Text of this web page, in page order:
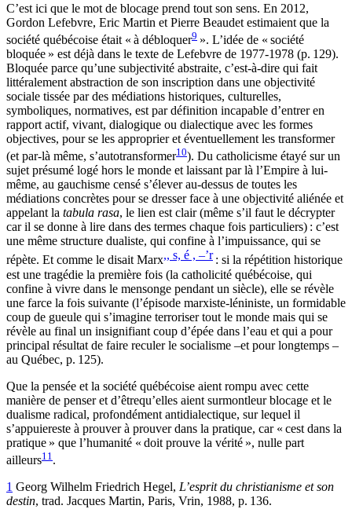
C’est ici que le mot de blocage prend tout son sens. En 2012,
Gordon Lefebvre, Eric Martin et Pierre Beaudet estimaient que la
société québécoise était « à débloquer9 ». L’idée de « société
bloquée » est déjà dans le texte de Lefebvre de 1977-1978 (p. 129).
Bloquée parce qu’une subjectivité abstraite, c’est-à-dire qui fait
littéralement abstraction de son inscription dans une objectivité
sociale tissée par des médiations historiques, culturelles,
symboliques, normatives, est par définition incapable d’entrer en
rapport actif, vivant, dialogique ou dialectique avec les formes
objectives, pour se les approprier et éventuellement les transformer
(et par-là même, s’autotransformer10). Du catholicisme étayé sur un
sujet présumé logé hors le monde et laissant par là l’Empire à lui-
même, au gauchisme censé s’élever au-dessus de toutes les
médiations concrètes pour se dresser face à une objectivité aliénée et
appelant la tabula rasa, le lien est clair (même s’il faut le décrypter
car il se donne à lire dans des termes chaque fois particuliers) : c’est
une même structure dualiste, qui confine à l’impuissance, qui se
répète. Et comme le disait Marx,, s, é , –’r : si la répétition historique
est une tragédie la première fois (la catholicité québécoise, qui
confine à vivre dans le mensonge pendant un siècle), elle se révèle
une farce la fois suivante (l’épisode marxiste-léniniste, un formidable
coup de gueule qui s’imagine terroriser tout le monde mais qui se
révèle au final un insignifiant coup d’épée dans l’eau et qui a pour
principal résultat de faire reculer le socialisme –et pour longtemps –
au Québec, p. 125).
Que la pensée et la société québécoise aient rompu avec cette
manière de penser et d’êtrequ’elles aient surmontleur blocage et le
dualisme radical, profondément antidialectique, sur lequel il
s’appuiereste à prouver à prouver dans la pratique, car « cest dans la
pratique » que l’humanité « doit prouve la vérité », nulle part
ailleurs11 .
1 Georg Wilhelm Friedrich Hegel, L’esprit du christianisme et son
destin, trad. Jacques Martin, Paris, Vrin, 1988, p. 136.